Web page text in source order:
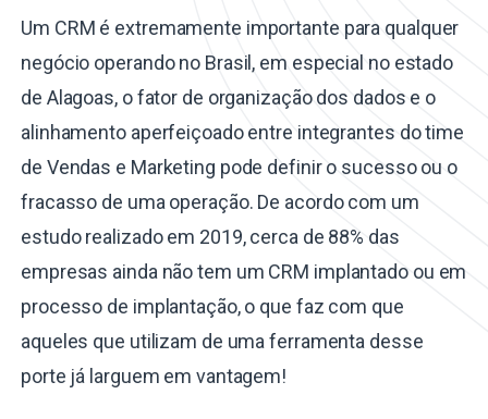
Um CRM é extremamente importante para qualquer
negócio operando no Brasil, em especial no estado
de Alagoas, o fator de organização dos dados e o
alinhamento aperfeiçoado entre integrantes do time
de Vendas e Marketing pode definir o sucesso ou o
fracasso de uma operação. De acordo com um
estudo realizado em 2019, cerca de 88% das
empresas ainda não tem um CRM implantado ou em
processo de implantação, o que faz com que
aqueles que utilizam de uma ferramenta desse
porte já larguem em vantagem!